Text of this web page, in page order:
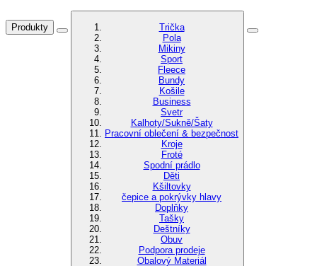
Produkty
Trička
Pola
Mikiny
Sport
Fleece
Bundy
Košile
Business
Svetr
Kalhoty/Sukně/Šaty
Pracovní oblečení & bezpečnost
Kroje
Froté
Spodní prádlo
Děti
Kšiltovky
čepice a pokrývky hlavy
Doplňky
Tašky
Deštníky
Obuv
Podpora prodeje
Obalový Materiál